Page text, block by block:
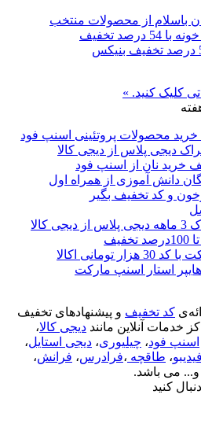
تخفیف
کلیک کنید. »
دانش آموزی از همراه اول
و کد تخفیف بگیر
اکالا
استار اسنپ مارکت
کد تخفیف و پیشنهادهای تخفیف
خدمات آنلاین مانند دیجی کالا،
اسنپ فود، چیلیوری، دیجی استایل،
فیدیبو، طاقچه ،فرادرس، فرانش،
و... می باشد.
کنید